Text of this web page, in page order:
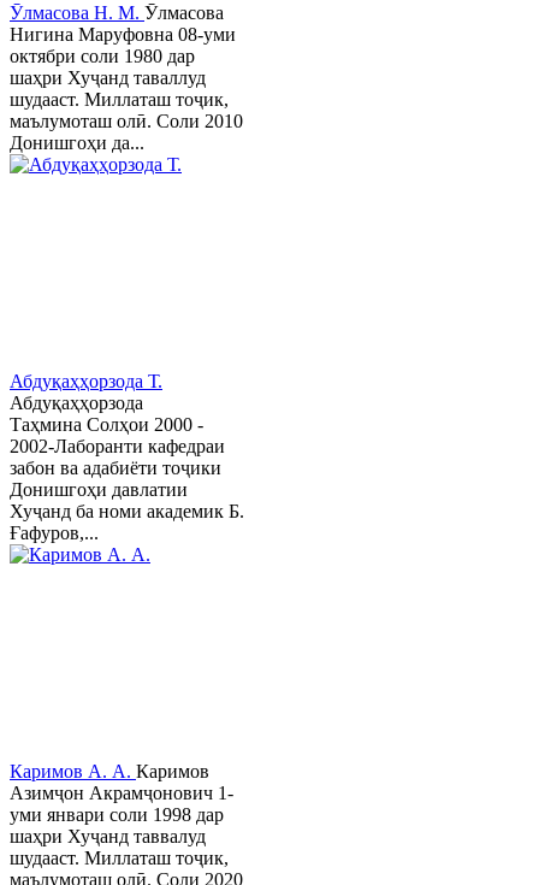
Ӯлмасова Н. М. Ӯлмасова
Нигина Маруфовна 08-уми
октябри соли 1980 дар
шаҳри Хуҷанд таваллуд
шудааст. Миллаташ тоҷик,
маълумоташ олӣ. Соли 2010
Донишгоҳи да...
Абдуқаҳҳорзода Т.
Абдуқаҳҳорзода
Таҳмина Солҳои 2000 -
2002-Лаборанти кафедраи
забон ва адабиёти тоҷики
Донишгоҳи давлатии
Хуҷанд ба номи академик Б.
Ғафуров,...
Каримов А. А. Каримов
Азимҷон Акрамҷонович 1-
уми январи соли 1998 дар
шаҳри Хуҷанд таввалуд
шудааст. Миллаташ тоҷик,
маълумоташ олӣ. Соли 2020